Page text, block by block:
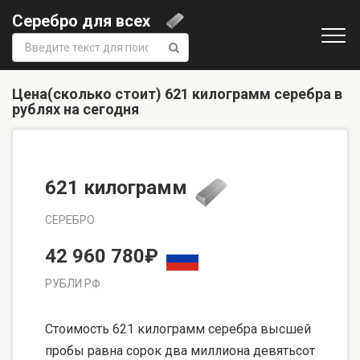
Серебро для всех
Поиск:
Цена(сколько стоит) 621 килограмм серебра в
рублях на сегодня
621 килограмм
СЕРЕБРО
42 960 780₽
РУБЛИ РФ
Стоимость 621 килограмм серебра высшей
пробы равна сорок два миллиона девятьсот